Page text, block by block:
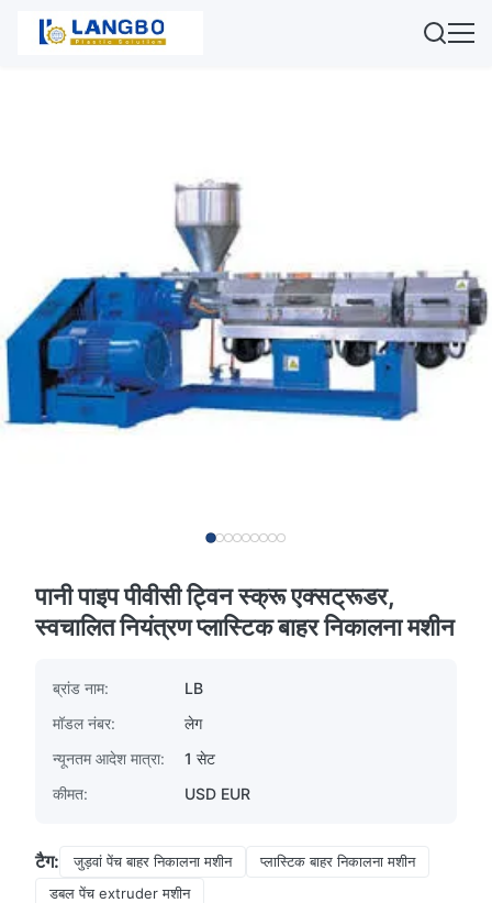
पानी पाइप पीवीसी ट्विन स्क्रू एक्सट्रूडर,
स्वचालित नियंत्रण प्लास्टिक बाहर निकालना मशीन
ब्रांड नाम:
LB
मॉडल नंबर:
लेग
न्यूनतम आदेश मात्रा:
1 सेट
कीमत:
USD EUR
टैग: जुड़वां पेंच बाहर निकालना मशीन
प्लास्टिक बाहर निकालना मशीन
डबल पेंच extruder मशीन